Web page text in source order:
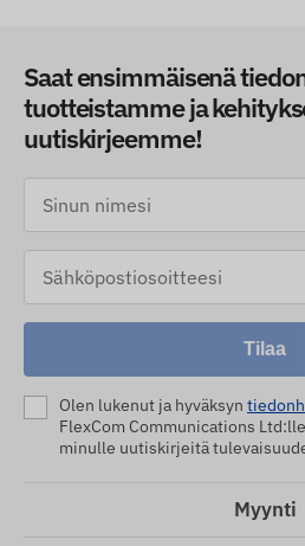
Saat ensimmäisenä
tuotteistamme ja
uutiskirjeemme!
Tilaa
Olen lukenut ja hyväksyn
FlexCom Communications
minulle uutiskirjeitä
Myynti